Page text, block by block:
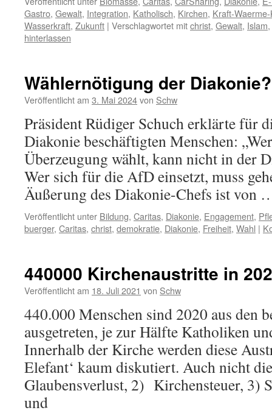
Gastro, Gewalt, Integration, Katholisch, Kirchen, Kraft-
Wasserkraft, Zukunft | Verschlagwortet mitchrist, Gewalt, Islam,
hinterlassen
Wählernötigung der Diakonie?
Veröffentlicht am 3. Mai 2024von Schw
Präsident Rüdiger Schuch erklärte für
Diakonie beschäftigten Menschen:
Überzeugung wählt, kann nicht in der
Wer sich für die AfD einsetzt, muss
Äußerung des Diakonie-Chefs ist von
Veröffentlicht unter Bildung, Caritas, Diakonie, Engagement,
buerger, Caritas, christ, demokratie, Diakonie, Freiheit, Wahl |
440000 Kirchenaustritte in
Veröffentlicht am 18. Juli 2021 von Schw
440.000 Menschen sind 2020 aus den
ausgetreten, je zur Hälfte Katholiken
Innerhalb der Kirche werden diese
Elefant‘ kaum diskutiert. Auch nicht
Glaubensverlust, 2) Kirchensteuer, 3)
und